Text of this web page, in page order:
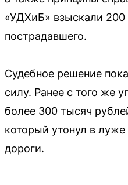
«УДХиБ» взыскали 200
пострадавшего.
Судебное решение
силу. Ранее с того же
более 300 тысяч
который утонул в луже
дороги.